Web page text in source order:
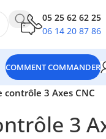
05 25 62 62 25
06 14 20 87 86
COMMENT COMMANDER
contrôle 3 Axes CNC
3